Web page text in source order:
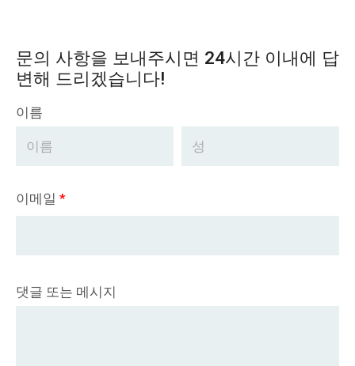
문의 사항을 보내주시면 24시간 이내에 답
변해 드리겠습니다!
이름
이메일 *
댓글 또는 메시지